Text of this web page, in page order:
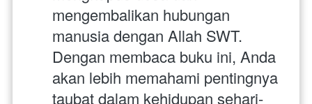
mengembalikan hubungan
manusia dengan Allah SWT.
Dengan membaca buku ini, Anda
akan lebih memahami pentingnya
taubat dalam kehidupan sehari-